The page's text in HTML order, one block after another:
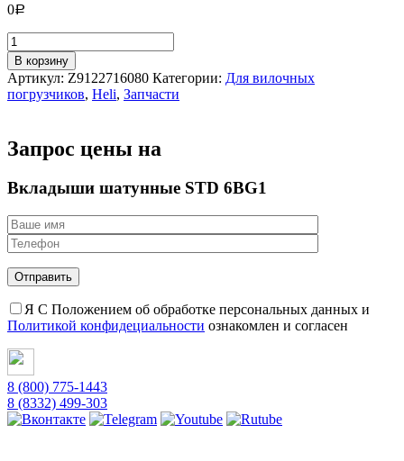
0Р
Количество
товара
Вкладыши
шатунные
STD
В корзину
Артикул: Z9122716080 Категории: Для вилочных
погрузчиков, Heli, Запчасти
Запрос цены на
Вкладыши шатунные STD 6BG1
Я С Положением об обработке персональных данных и
Политикой конфидециальности ознакомлен и согласен
8 (800) 775-1443
8 (8332) 499-303